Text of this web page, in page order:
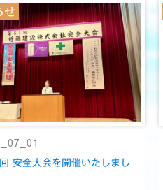
せ
安全大会を開催いたしまし